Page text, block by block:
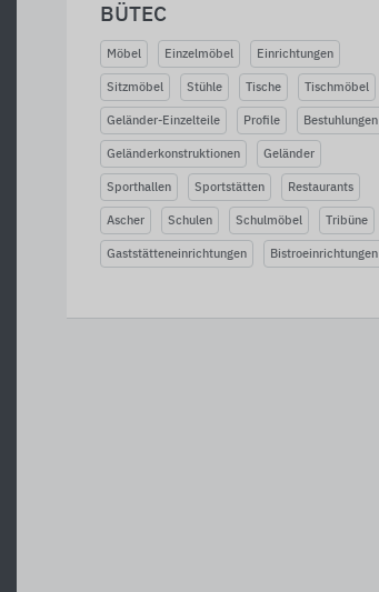
BÜTEC
Möbel Einzelmöbel Einrichtungen
Sitzmöbel Stühle Tische Tischmöbel
Geländer-Einzelteile Profile Bestuhlungen
Geländerkonstruktionen Geländer
Sporthallen Sportstätten Restaurants
Ascher Schulen Schulmöbel Tribüne
Gaststätteneinrichtungen Bistroeinrichtungen